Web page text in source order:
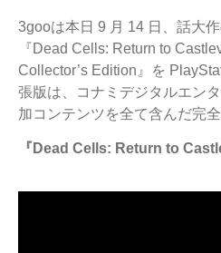
3gooは本日 9 月 14 日、話大
『Dead Cells: Return to
Collector’s Edition』を
張版は、コナミデジタルエン
加コンテンツを全て含んだ完
『Dead Cells: Return to